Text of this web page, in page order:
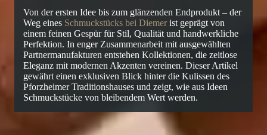
Von der ersten Idee bis zum glänzenden Endprodukt – der
Weg eines Schmuckstücks bei Diemer ist geprägt von
einem feinen Gespür für Stil, Qualität und handwerkliche
Perfektion. In enger Zusammenarbeit mit ausgewählten
Partnermanufakturen entstehen Kollektionen, die zeitlose
Eleganz mit modernen Akzenten vereinen. Dieser Artikel
gewährt einen exklusiven Blick hinter die Kulissen des
Pforzheimer Traditionshauses und zeigt, wie aus Ideen
Schmuckstücke von bleibendem Wert werden.